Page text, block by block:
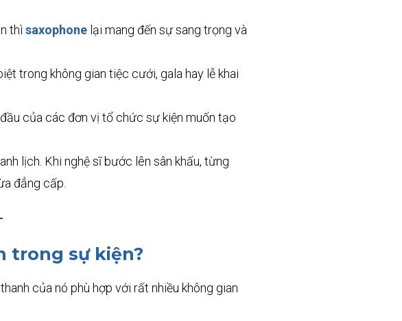
thì saxophone lại mang đến sự sang trọng và
trong không gian tiệc cưới, gala hay lễ khai
của các đơn vị tổ chức sự kiện muốn tạo
lịch. Khi nghệ sĩ bước lên sân khấu, từng
đẳng cấp.
trong sự kiện?
của nó phù hợp với rất nhiều không gian